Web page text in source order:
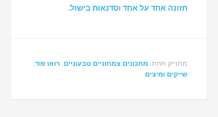
תזונה אחד על אחד וסדנאות בישול.
מתוייק תחת: מתכונים צמחוניים טבעוניים רואו פוד
שייקים ומיצים